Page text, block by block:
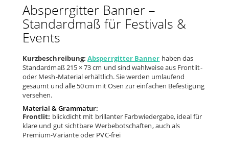
Absperrgitter Banner –
Standardmaß für Festivals &
Events
Kurzbeschreibung: Absperrgitter Banner haben das
Standardmaß 215 × 73 cm und sind wahlweise aus Frontlit-
oder Mesh-Material erhältlich. Sie werden umlaufend
gesäumt und alle 50 cm mit Ösen zur einfachen Befestigung
versehen.
Material & Grammatur:
Frontlit: blickdicht mit brillanter Farbwiedergabe, ideal für
klare und gut sichtbare Werbebotschaften, auch als
Premium-Variante oder PVC-frei